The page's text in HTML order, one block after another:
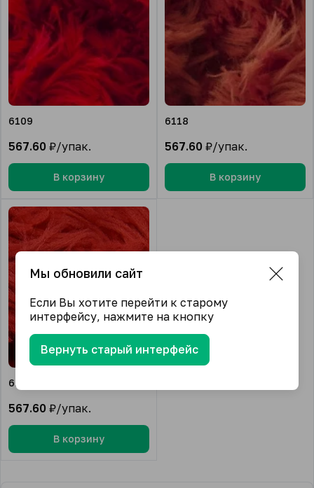
6109
567.60 ₽/упак.
В корзину
6118
567.60 ₽/упак.
В корзину
6120
567.60 ₽/упак.
В корзину
Мы обновили сайт
Если Вы хотите перейти к старому
интерфейсу, нажмите на кнопку
Вернуть старый интерфейс